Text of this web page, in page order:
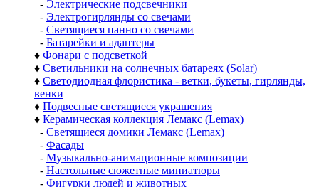
- Электрические подсвечники
- Электрогирлянды со свечами
- Светящиеся панно со свечами
- Батарейки и адаптеры
♦ Фонари с подсветкой
♦ Светильники на солнечных батареях (Solar)
♦ Светодиодная флористика - ветки, букеты, гирлянды,
венки
♦ Подвесные светящиеся украшения
♦ Керамическая коллекция Лемакс (Lemax)
- Светящиеся домики Лемакс (Lemax)
- Фасады
- Музыкально-анимационные композиции
- Настольные сюжетные миниатюры
- Фигурки людей и животных